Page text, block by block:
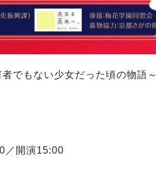
でもない少女だった頃の物語～
／開演15:00